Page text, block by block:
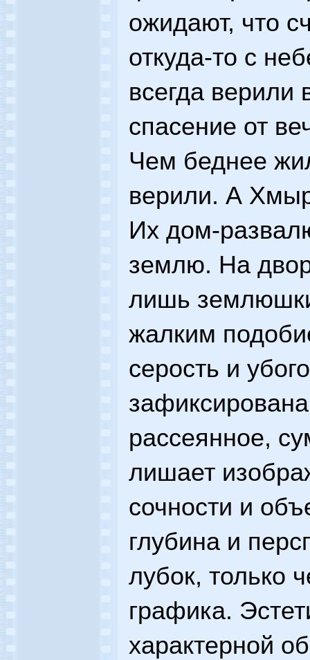
ожидают, что
откуда-то с
всегда верили
спасение от
Чем беднее
верили. А
Их дом-
землю. На
лишь
жалким
серость и
рассеянное,
лишает
сочности и
глубина и
лубок, только
графика.
характерной